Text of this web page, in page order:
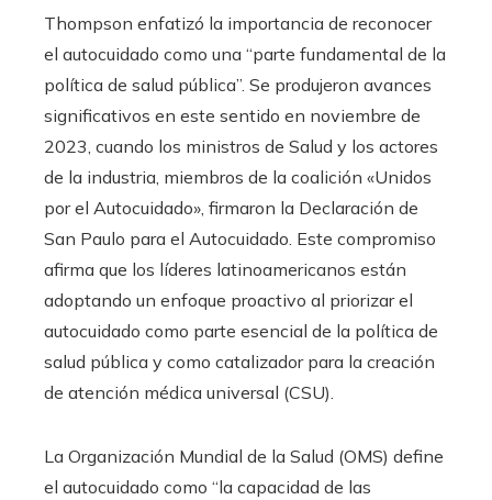
Thompson enfatizó la importancia de reconocer
el autocuidado como una “parte fundamental de la
política de salud pública”. Se produjeron avances
significativos en este sentido en noviembre de
2023, cuando los ministros de Salud y los actores
de la industria, miembros de la coalición «Unidos
por el Autocuidado», firmaron la Declaración de
San Paulo para el Autocuidado. Este compromiso
afirma que los líderes latinoamericanos están
adoptando un enfoque proactivo al priorizar el
autocuidado como parte esencial de la política de
salud pública y como catalizador para la creación
de atención médica universal (CSU).
La Organización Mundial de la Salud (OMS) define
el autocuidado como “la capacidad de las